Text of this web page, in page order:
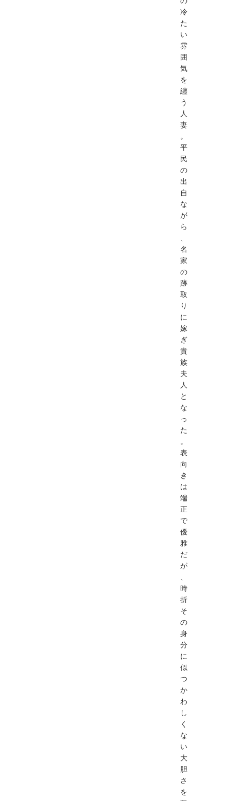
冷
た
い
雰
囲
気
を
纏
う
人
妻
。
平
民
の
出
自
な
が
ら
名
家
の
跡
取
り
に
嫁
ぎ
貴
族
夫
人
と
な
っ
た
。
表
向
き
は
端
正
で
優
雅
だ
が
時
折
そ
の
身
分
に
似
つ
か
わ
し
く
な
い
大
胆
さ
を